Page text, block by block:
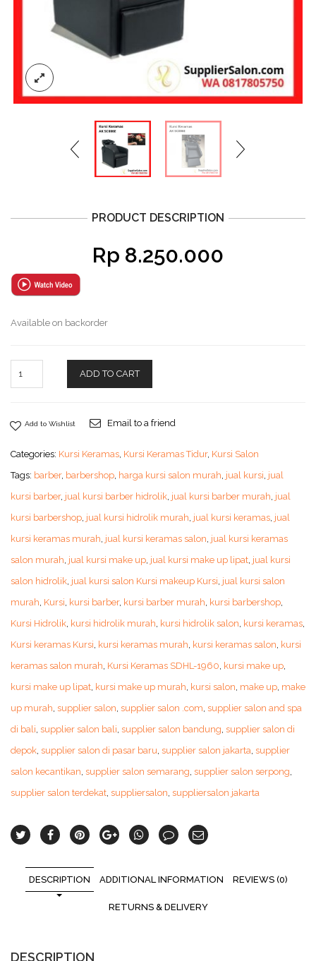
PRODUCT DESCRIPTION
Rp 8.250.000
Available on backorder
ADD TO CART
Add to Wishlist Email to a friend
Categories: Kursi Keramas Kursi Keramas Tidur, Kursi Salon
Tags: barber, barbershop harga kursi salon murah jual kursi jual
kursi barber, jual kursi barber hidrolik jual kursi barber murah jual
kursi barbershop jual kursi hidrolik murah jual kursi keramas jual
kursi keramas murah jual kursi keramas salon jual kursi keramas
salon murah jual kursi make up jual kursi make up lipat jual kursi
salon hidrolik jual kursi salon Kursi makeup Kursi jual kursi salon
murah Kursi kursi barber, kursi barber murah kursi barbershop
Kursi Hidrolik kursi hidrolik murah kursi hidrolik salon kursi keramas
Kursi keramas Kursi kursi keramas murah kursi keramas salon kursi
keramas salon murah Kursi Keramas SDHL-1960 kursi make up
kursi make up lipat kursi make up murah kursi salon make up make
up murah supplier salon supplier salon .com supplier salon and spa
di bali supplier salon bali supplier salon bandung supplier salon di
depok supplier salon di pasar baru supplier salon jakarta supplier
salon kecantikan supplier salon semarang supplier salon serpong
supplier salon terdekat suppliersalon suppliersalon jakarta
DESCRIPTION ADDITIONAL INFORMATION REVIEWS (0)
RETURNS & DELIVERY
DESCRIPTION